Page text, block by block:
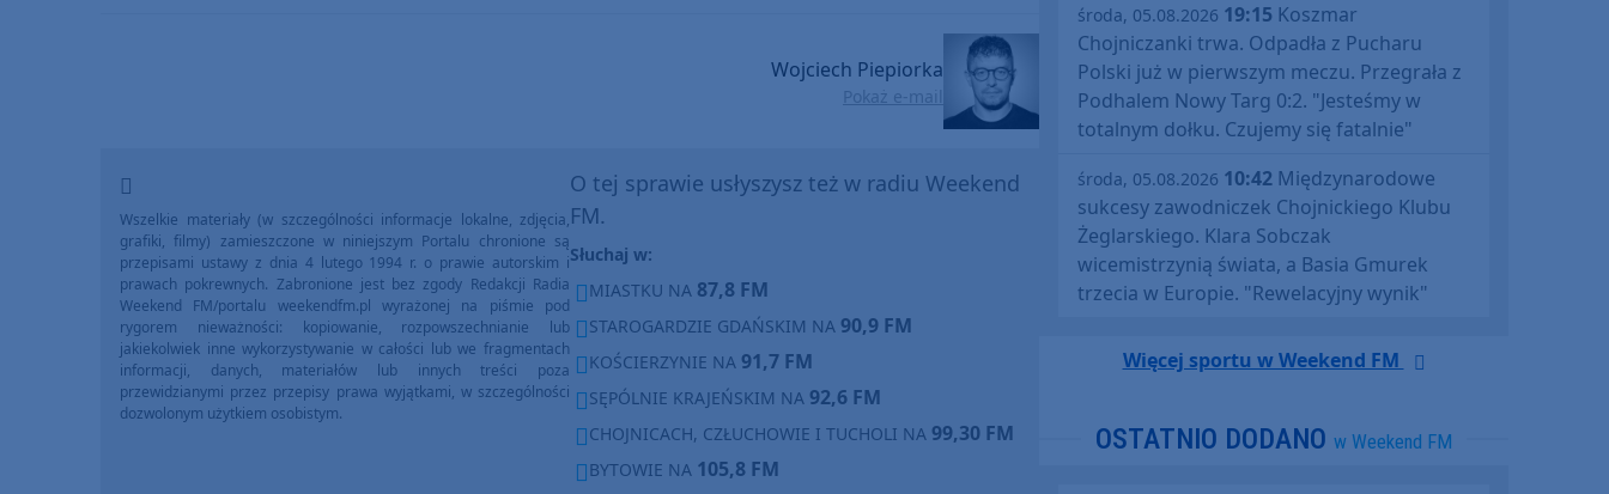
Wojciech Piepiorka
Pokaż e-mail
O tej sprawie usłyszysz też w radiu Weekend
FM.
Słuchaj w:
MIASTKU NA 87,8 FM
STAROGARDZIE GDAŃSKIM NA 90,9 FM
KOŚCIERZYNIE NA 91,7 FM
SĘPÓLNIE KRAJEŃSKIM NA 92,6 FM
CHOJNICACH, CZŁUCHOWIE I TUCHOLI NA 99,30 FM
BYTOWIE NA 105,8 FM
Wszelkie materiały (w szczególności informacje lokalne, zdjęcia,
grafiki, filmy) zamieszczone w niniejszym Portalu chronione są
przepisami ustawy z dnia 4 lutego 1994 r. o prawie autorskim i
prawach pokrewnych. Zabronione jest bez zgody Redakcji Radia
Weekend FM/portalu weekendfm.pl wyrażonej na piśmie pod
rygorem nieważności: kopiowanie, rozpowszechnianie lub
jakiekolwiek inne wykorzystywanie w całości lub we fragmentach
informacji, danych, materiałów lub innych treści poza
przewidzianymi przez przepisy prawa wyjątkami, w szczególności
dozwolonym użytkiem osobistym.
środa, 05.08.2026 19:15 Koszmar
Chojniczanki trwa. Odpadła z Pucharu
Polski już w pierwszym meczu. Przegrała z
Podhalem Nowy Targ 0:2. "Jesteśmy w
totalnym dołku. Czujemy się fatalnie"
środa, 05.08.2026 10:42 Międzynarodowe
sukcesy zawodniczek Chojnickiego Klubu
Żeglarskiego. Klara Sobczak
wicemistrzynią świata, a Basia Gmurek
trzecia w Europie. "Rewelacyjny wynik"
Więcej sportu w Weekend FM
OSTATNIO DODANO w Weekend FM